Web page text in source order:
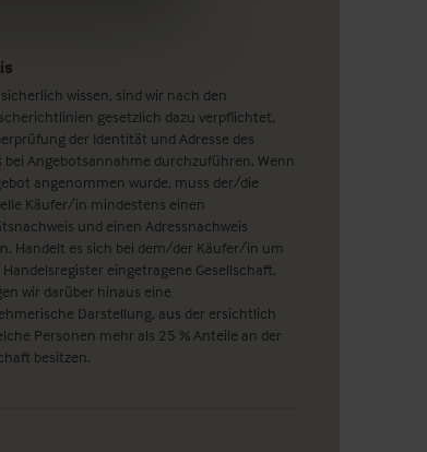
sicherlich wissen, sind wir nach den
gesetzlich dazu verpflichtet,
der Identität und Adresse des
bei Angebotsannahme durchzuführen. Wenn
angenommen wurde, muss der/die
Käufer/in mindestens einen
und einen Adressnachweis
Handelt es sich bei dem/der Käufer/in um
eingetragene Gesellschaft,
wir darüber hinaus eine
Darstellung, aus der ersichtlich
Personen mehr als 25 % Anteile an der
besitzen.